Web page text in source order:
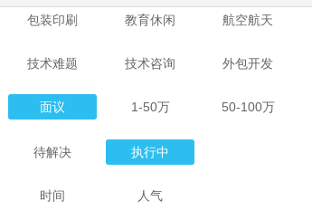
包装印刷 教育休闲 航空航天
技术难题 技术咨询 外包开发
面议 1-50万 50-100万
待解决 执行中
时间 人气